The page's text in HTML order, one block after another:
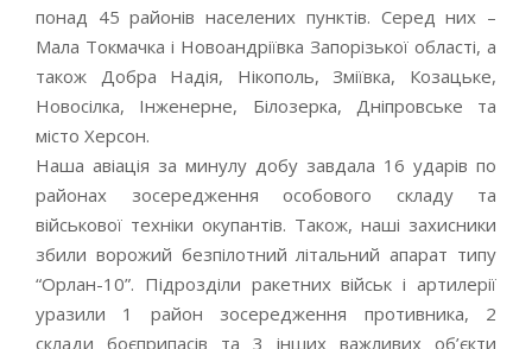
понад 45 районів населених пунктів. Серед них –
Мала Токмачка і Новоандріївка Запорізької області, а
також Добра Надія, Нікополь, Зміївка, Козацьке,
Новосілка, Інженерне, Білозерка, Дніпровське та
місто Херсон.
Наша авіація за минулу добу завдала 16 ударів по
районах зосередження особового складу та
військової техніки окупантів. Також, наші захисники
збили ворожий безпілотний літальний апарат типу
“Орлан-10”. Підрозділи ракетних військ і артилерії
уразили 1 район зосередження противника, 2
склади боєприпасів та 3 інших важливих об’єкти